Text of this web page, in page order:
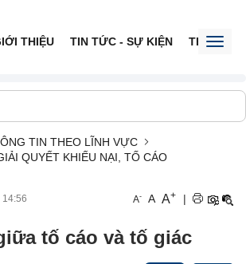
THIỆU TIN TỨC - SỰ KIỆN THÔNG
TIN THEO LĨNH VỰC
QUYẾT KHIẾU NẠI, TỐ CÁO
14:56 A- A A+ |
tố cáo và tố giác